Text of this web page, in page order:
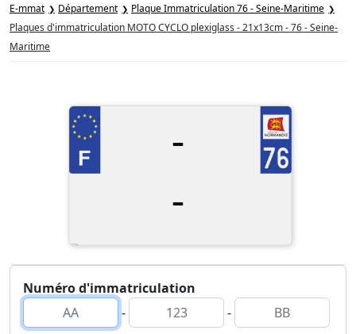
E-mmat Département
Plaque Immatriculation 76 - Seine-Maritime
Plaques d'immatriculation MOTO CYCLO plexiglass - 21x13cm - 76 - Seine-
Maritime
-
-
Numéro d'immatriculation
-
-